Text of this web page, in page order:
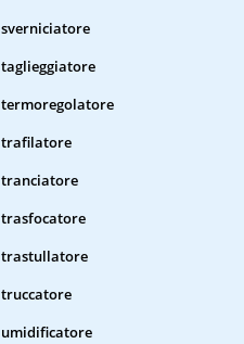
sverniciatore
taglieggiatore
termoregolatore
trafilatore
tranciatore
trasfocatore
trastullatore
truccatore
umidificatore